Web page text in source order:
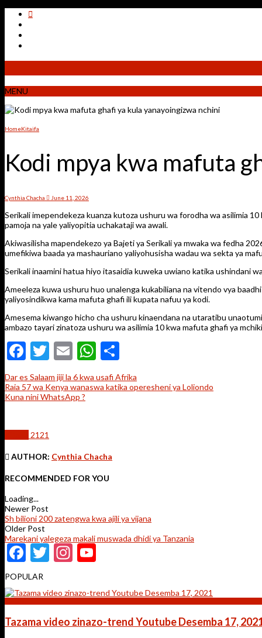
MENU
HomeKitaifa
Kodi mpya kwa mafuta
Cynthia Chacha June 11, 2026
Serikali imependekeza kuanza kutoza ushuru wa forodha wa asilimia
pamoja na yale yaliyopitia uchakataji wa awali.
Akiwasilisha mapendekezo ya Bajeti ya Serikali ya mwaka wa fedha
umefikiwa baada ya mashauriano yaliyohusisha wadau wa sekta ya
Serikali inaamini hatua hiyo itasaidia kuweka uwiano katika ushindani
Ameeleza kuwa ushuru huo unalenga kukabiliana na vitendo vya
yaliyosindikwa kama mafuta ghafi ili kupata nafuu ya kodi.
Amesema kiwango hicho cha ushuru kinaendana na utaratibu
ambazo tayari zinatoza ushuru wa asilimia 10 kwa mafuta ghafi ya
Facebook
Twitter
EmailWhatsApp
Dar es Salaam jiji la 6 kwa usafi Afrika
Raia 57 wa Kenya wanaswa katika operesheni ya Loliondo
Kuna nini WhatsApp ?
2121
AUTHOR: Cynthia Chacha
RECOMMENDED FOR YOU
Loading...
Newer Post
Sh bilioni 200 zatengwa kwa ajili ya vijana
Older Post
Marekani yalegeza makali muswada dhidi ya Tanzania
Facebook
TwitterInstagram
POPULAR
Tazama video zinazo-trend Youtube Desemba 17,